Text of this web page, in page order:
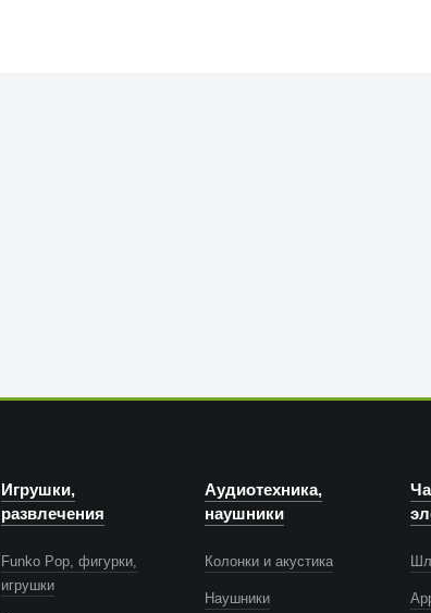
Игрушки,
развлечения
Funko Pop, фигурки,
игрушки
Аудиотехника,
наушники
Колонки и акустика
Наушники